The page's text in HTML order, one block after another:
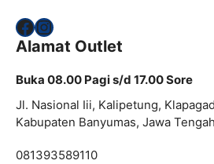
Facebook
Instagram
Alamat Outlet
Buka 08.00 Pagi s/d 17.00 Sore
Jl. Nasional Iii, Kalipetung,
Kabupaten Banyumas, Jawa
081393589110